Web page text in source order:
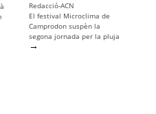
El festival Microclima de
Camprodon suspèn la
segona jornada per la pluja
→